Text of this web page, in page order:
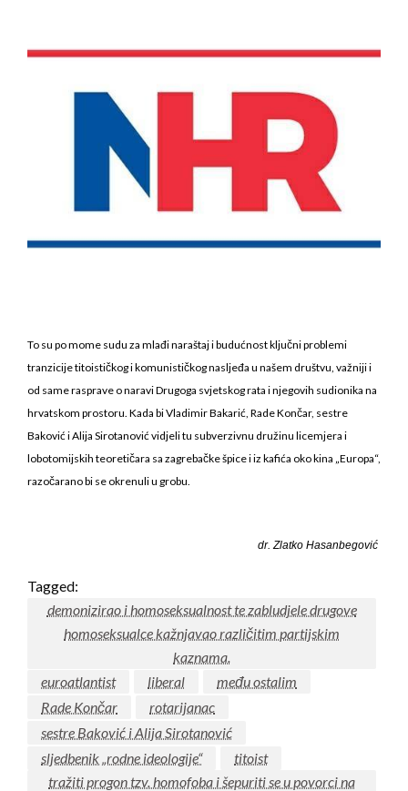
To su po mome sudu za mlađi naraštaj i budućnost ključni problemi
tranzicije titoističkog i komunističkog nasljeđa u našem društvu, važniji i
od same rasprave o naravi Drugoga svjetskog rata i njegovih sudionika na
hrvatskom prostoru. Kada bi Vladimir Bakarić, Rade Končar, sestre
Baković i Alija Sirotanović vidjeli tu subverzivnu družinu licemjera i
lobotomijskih teoretičara sa zagrebačke špice i iz kafića oko kina „Europa“,
razočarano bi se okrenuli u grobu.
dr. Zlatko Hasanbegović
Tagged:
demonizirao i homoseksualnost te zabludjele drugove
homoseksualce kažnjavao različitim partijskim
kaznama.
euroatlantist
liberal
među ostalim
Rade Končar
rotarijanac
sestre Baković i Alija Sirotanović
sljedbenik „rodne ideologije“
titoist
tražiti progon tzv. homofoba i šepuriti se u povorci na